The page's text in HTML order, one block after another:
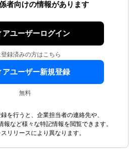
者向けの情報があります
アユーザーログイン
登録済みの方はこちら
アユーザー新規登録
無料
を行うと、企業担当者の連絡先や、
報など様々な特記情報を閲覧できます。
リリースにより異なります。